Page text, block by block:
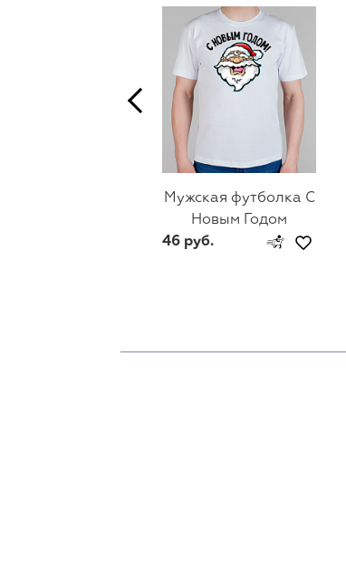
Мужская футболка С
Новым Годом
46 руб.